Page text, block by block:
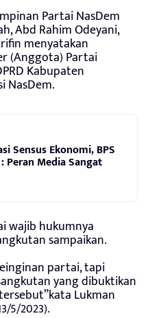
Partai NasDem
Abd Rahim Odeyani,
menyatakan
(Anggota) Partai
Kabupaten
NasDem.
Sensus Ekonomi, BPS
Peran Media Sangat
wajib hukumnya
sampaikan.
partai, tapi
yang dibuktikan
Lukman
5/2023).